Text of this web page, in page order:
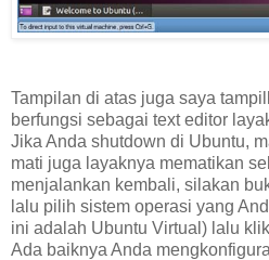
Tampilan di atas juga saya
berfungsi sebagai text editor
Jika Anda shutdown di Ubuntu,
mati juga layaknya mematikan
menjalankan kembali, silakan
lalu pilih sistem operasi yang
ini adalah Ubuntu Virtual) lalu
Ada baiknya Anda